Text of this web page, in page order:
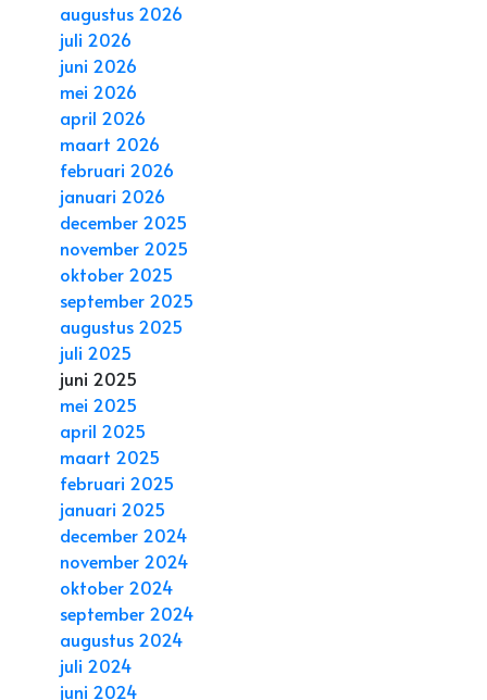
augustus 2026
juli 2026
juni 2026
mei 2026
april 2026
maart 2026
februari 2026
januari 2026
december 2025
november 2025
oktober 2025
september 2025
augustus 2025
juli 2025
juni 2025
mei 2025
april 2025
maart 2025
februari 2025
januari 2025
december 2024
november 2024
oktober 2024
september 2024
augustus 2024
juli 2024
juni 2024